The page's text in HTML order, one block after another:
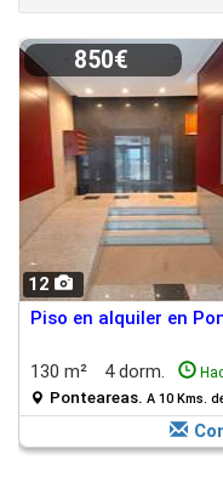
12
850€
Piso en alquiler en
130 m² 4 dorm.
Ponteareas. A 10 Kms.